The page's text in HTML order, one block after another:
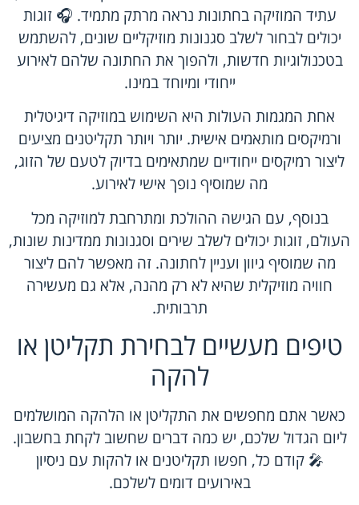
עתיד המוזיקה בחתונות נראה מרתק מתמיד. 🎧 זוגות
יכולים לבחור לשלב סגנונות מוזיקליים שונים, להשתמש
בטכנולוגיות חדשות, ולהפוך את החתונה שלהם לאירוע
ייחודי ומיוחד במינו.
אחת המגמות העולות היא השימוש במוזיקה דיגיטלית
ורמיקסים מותאמים אישית. יותר ויותר תקליטנים מציעים
ליצור רמיקסים ייחודיים שמתאימים בדיוק לטעם של הזוג,
מה שמוסיף נופך אישי לאירוע.
בנוסף, עם הגישה ההולכת ומתרחבת למוזיקה מכל
העולם, זוגות יכולים לשלב שירים וסגנונות ממדינות שונות,
מה שמוסיף גיוון ועניין לחתונה. זה מאפשר להם ליצור
חוויה מוזיקלית שהיא לא רק מהנה, אלא גם מעשירה
תרבותית.
טיפים מעשיים לבחירת תקליטן או
להקה
כאשר אתם מחפשים את התקליטן או הלהקה המושלמים
ליום הגדול שלכם, יש כמה דברים שחשוב לקחת בחשבון.
🎤 קודם כל, חפשו תקליטנים או להקות עם ניסיון
באירועים דומים לשלכם.